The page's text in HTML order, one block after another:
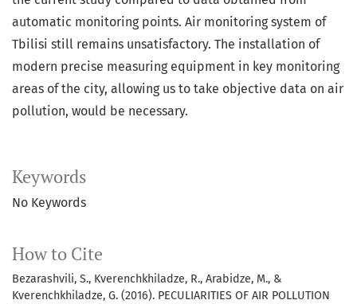
Keywords
No Keywords
How to Cite
Bezarashvili, S., Kverenchkhiladze, R., Arabidze, M., &
Kverenchkhiladze, G. (2016). PECULIARITIES OF AIR POLLUTION
automatic monitoring points. Air monitoring system of
Tbilisi still remains unsatisfactory. The installation of
modern precise measuring equipment in key monitoring
areas of the city, allowing us to take objective data on air
pollution, would be necessary.